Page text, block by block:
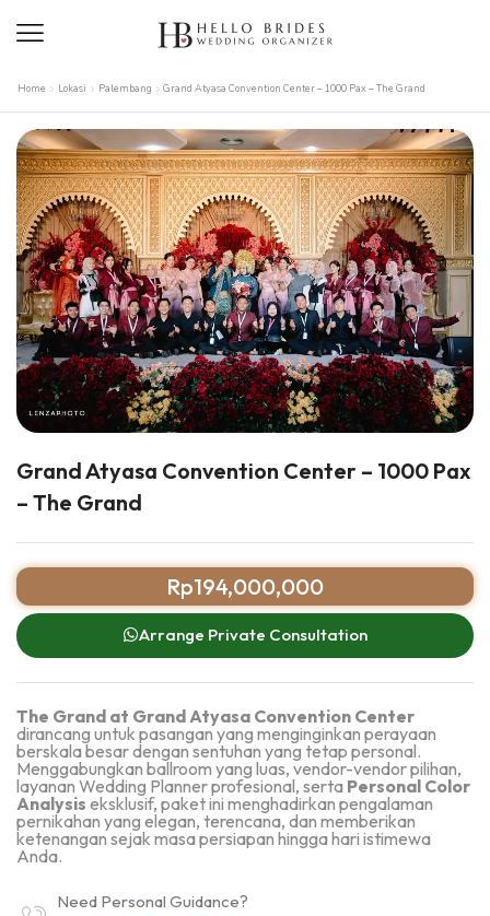
Home Lokasi Palembang Grand Atyasa Convention Center – 1000 Pax – The Grand
Grand Atyasa Convention Center – 1000 Pax
– The Grand
Rp194,000,000
Arrange Private Consultation
The Grand at Grand Atyasa Convention Center
dirancang untuk pasangan yang menginginkan perayaan
berskala besar dengan sentuhan yang tetap personal.
Menggabungkan ballroom yang luas, vendor-vendor pilihan,
layanan Wedding Planner profesional, serta Personal Color
Analysis eksklusif, paket ini menghadirkan pengalaman
pernikahan yang elegan, terencana, dan memberikan
ketenangan sejak masa persiapan hingga hari istimewa
Anda.
Need Personal Guidance?